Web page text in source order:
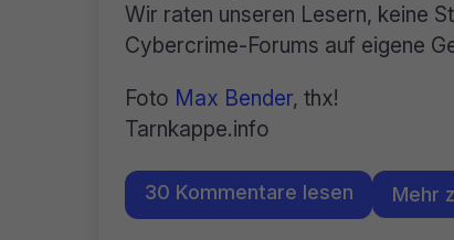
Wir raten unseren Lesern, keine
Cybercrime-Forums auf eigene
Foto Max Bender, thx!
Tarnkappe.info
30 Kommentare lesen Mehr